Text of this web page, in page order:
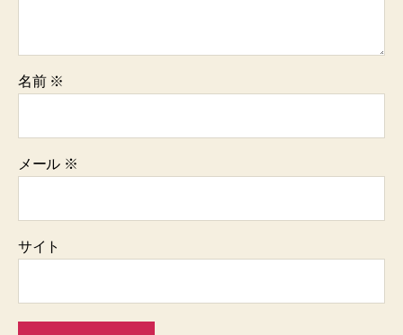
名前 ※
メール ※
サイト